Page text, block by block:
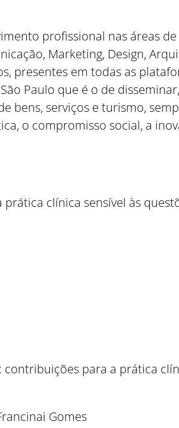
profissional nas áreas de
Marketing, Design,
presentes em todas as
Paulo que é o de
bens, serviços e turismo,
o compromisso social, a
clínica sensível às
para a prática
Gomes